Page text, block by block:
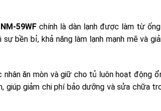
59WFchính là dàn lạnh được làm từ
bền bỉ, khả năng làm lạnh mạnh mẽ và
ăn mòn và giữ cho tủ luôn hoạt động
giúp giảm chi phí bảo dưỡng và sửa chữa